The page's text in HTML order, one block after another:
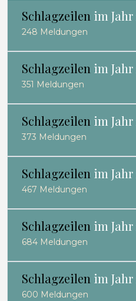
Schlagzeilen im Jahr
248 Meldungen
Schlagzeilen im Jahr
351 Meldungen
Schlagzeilen im Jahr
373 Meldungen
Schlagzeilen im Jahr
467 Meldungen
Schlagzeilen im Jahr
684 Meldungen
Schlagzeilen im Jahr
600 Meldungen